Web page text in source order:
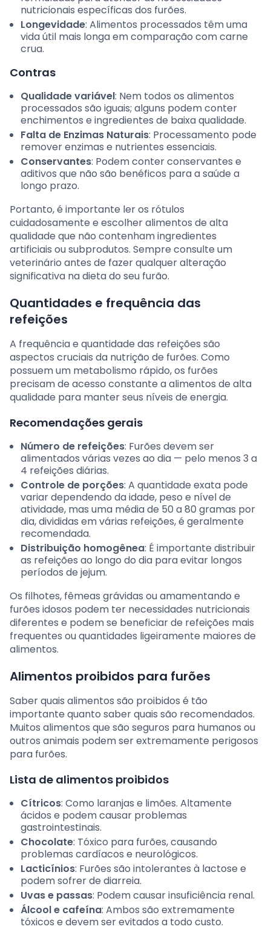
nutricionais específicas dos furões.
Longevidade: Alimentos processados têm uma
vida útil mais longa em comparação com carne
crua.
Contras
Qualidade variável: Nem todos os alimentos
processados são iguais; alguns podem conter
enchimentos e ingredientes de baixa qualidade.
Falta de Enzimas Naturais: Processamento pode
remover enzimas e nutrientes essenciais.
Conservantes: Podem conter conservantes e
aditivos que não são benéficos para a saúde a
longo prazo.
Portanto, é importante ler os rótulos
cuidadosamente e escolher alimentos de alta
qualidade que não contenham ingredientes
artificiais ou subprodutos. Sempre consulte um
veterinário antes de fazer qualquer alteração
significativa na dieta do seu furão.
Quantidades e frequência das
refeições
A frequência e quantidade das refeições são
aspectos cruciais da nutrição de furões. Como
possuem um metabolismo rápido, os furões
precisam de acesso constante a alimentos de alta
qualidade para manter seus níveis de energia.
Recomendações gerais
Número de refeições: Furões devem ser
alimentados várias vezes ao dia — pelo menos 3 a
4 refeições diárias.
Controle de porções: A quantidade exata pode
variar dependendo da idade, peso e nível de
atividade, mas uma média de 50 a 80 gramas por
dia, divididas em várias refeições, é geralmente
recomendada.
Distribuição homogênea: É importante distribuir
as refeições ao longo do dia para evitar longos
períodos de jejum.
Os filhotes, fêmeas grávidas ou amamentando e
furões idosos podem ter necessidades nutricionais
diferentes e podem se beneficiar de refeições mais
frequentes ou quantidades ligeiramente maiores de
alimentos.
Alimentos proibidos para furões
Saber quais alimentos são proibidos é tão
importante quanto saber quais são recomendados.
Muitos alimentos que são seguros para humanos ou
outros animais podem ser extremamente perigosos
para furões.
Lista de alimentos proibidos
Cítricos: Como laranjas e limões. Altamente
ácidos e podem causar problemas
gastrointestinais.
Chocolate: Tóxico para furões, causando
problemas cardíacos e neurológicos.
Lacticínios: Furões são intolerantes à lactose e
podem sofrer de diarreia.
Uvas e passas: Podem causar insuficiência renal.
Álcool e cafeína: Ambos são extremamente
tóxicos e devem ser evitados a todo custo.